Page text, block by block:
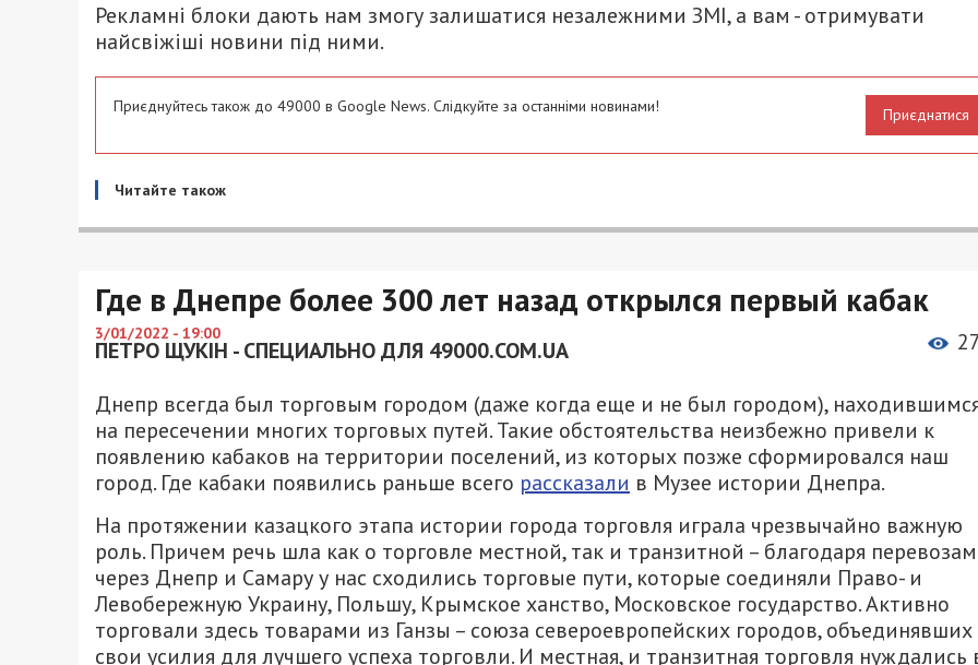
Рекламні блоки дають нам змогу залишатися незалежними ЗМІ, а вам - отримувати
найсвіжіші новини під ними.
Приєднуйтесь також до 49000 в Google News. Слідкуйте за останніми новинами! Приєднатися
Читайте також
Где в Днепре более 300 лет назад открылся первый кабак
3/01/2022 - 19:00
ПЕТРО ЩУКІН - СПЕЦИАЛЬНО ДЛЯ 49000.COM.UA
Днепр всегда был торговым городом (даже когда еще и не был городом),
на пересечении многих торговых путей. Такие обстоятельства неизбежно привели к
появлению кабаков на территории поселений, из которых позже сформировался наш
город. Где кабаки появились раньше всего рассказали в Музее истории Днепра.
На протяжении казацкого этапа истории города торговля играла чрезвычайно важную
роль. Причем речь шла как о торговле местной, так и транзитной – благодаря перевозам
через Днепр и Самару у нас сходились торговые пути, которые соединяли Право- и
Левобережную Украину, Польшу, Крымское ханство, Московское государство. Активно
торговали здесь товарами из Ганзы – союза североевропейских городов, объединявших
свои усилия для лучшего успеха торговли. И местная, и транзитная торговля нуждались